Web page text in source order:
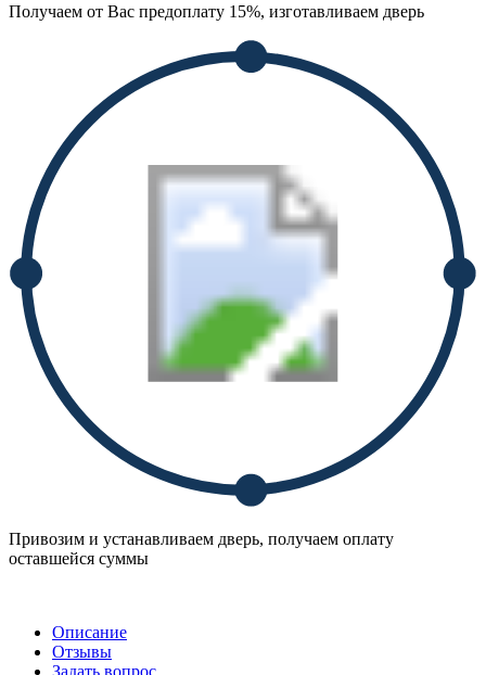
Получаем от Вас предоплату 15%, изготавливаем дверь
Привозим и устанавливаем дверь, получаем оплату
оставшейся суммы
Описание
Отзывы
Задать вопрос